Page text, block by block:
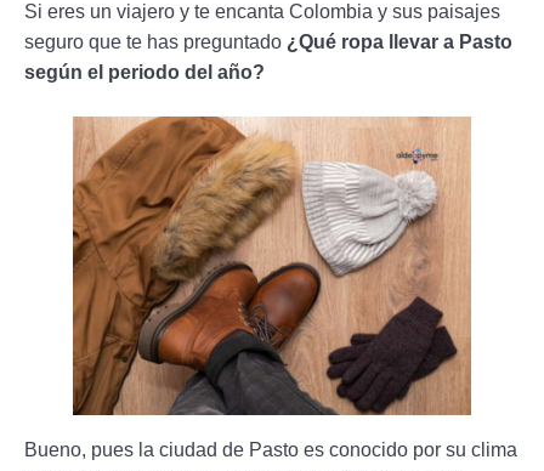
Si eres un viajero y te encanta Colombia y sus paisajes
seguro que te has preguntado ¿Qué ropa llevar a Pasto
según el periodo del año?
Bueno, pues la ciudad de Pasto es conocido por su clima